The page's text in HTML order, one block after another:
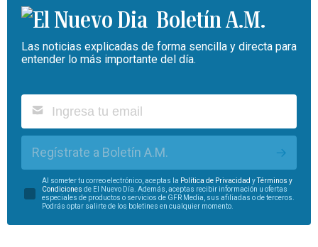
Boletín A.M.
Las noticias explicadas de forma sencilla y directa para
entender lo más importante del día.
Regístrate a Boletín A.M.
Al someter tu correo electrónico, aceptas la Política de Privacidad yTérminos y
Condiciones de El Nuevo Día. Además, aceptas recibir información u ofertas
especiales de productos o servicios de GFR Media, sus afiliadas o de terceros.
Podrás optar salirte de los boletines en cualquier momento.